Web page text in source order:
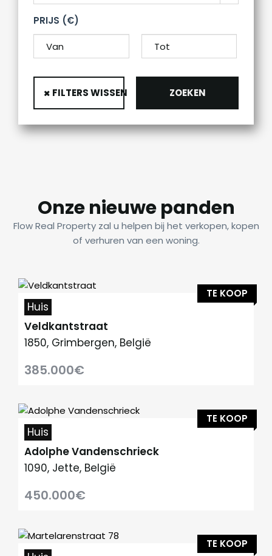
PRIJS (€)
FILTERS WISSEN ZOEKEN
Onze nieuwe panden
Flow Real Property zal u helpen bij het verkopen, kopen
of verhuren van een woning.
TE KOOP
Huis
Veldkantstraat
1850, Grimbergen, België
385.000€
TE KOOP
Huis
Adolphe Vandenschrieck
1090, Jette, België
450.000€
TE KOOP